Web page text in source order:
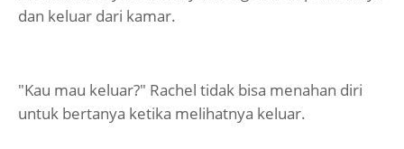
dan keluar dari kamar.
"Kau mau keluar?" Rachel tidak bisa menahan diri
untuk bertanya ketika melihatnya keluar.